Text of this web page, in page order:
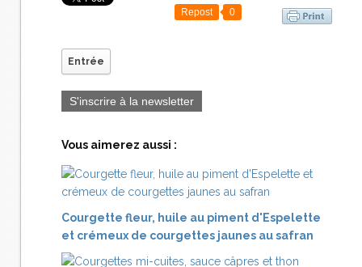
Repost 0
Entrée
S'inscrire à la newsletter
Vous aimerez aussi :
Courgette fleur, huile au piment d'Espelette
et crémeux de courgettes jaunes au safran